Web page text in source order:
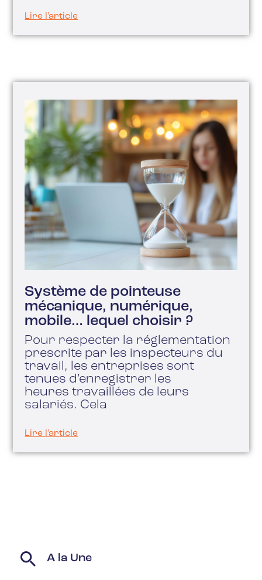
Lire l'article
Système de pointeuse
mécanique, numérique,
mobile… lequel choisir ?
Pour respecter la réglementation
prescrite par les inspecteurs du
travail, les entreprises sont
tenues d’enregistrer les
heures travaillées de leurs
salariés. Cela
Lire l'article
A la Une